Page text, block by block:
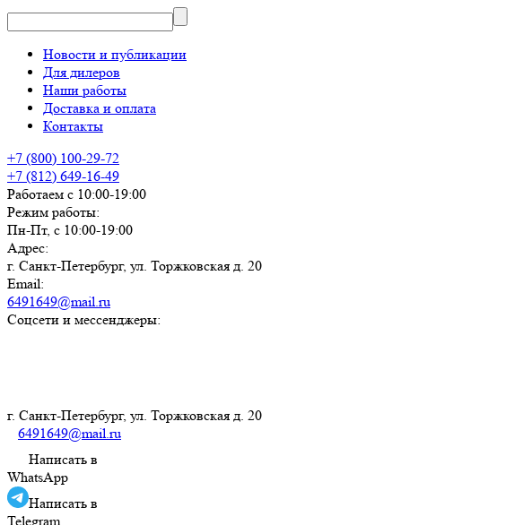
Новости и публикации
Для дилеров
Наши работы
Доставка и оплата
Контакты
+7 (800) 100-29-72
+7 (812) 649-16-49
Работаем с 10:00-19:00
Режим работы:
Пн-Пт, с 10:00-19:00
Адрес:
г. Санкт-Петербург, ул. Торжковская д. 20
Email:
6491649@mail.ru
Соцсети и мессенджеры:
г. Санкт-Петербург, ул. Торжковская д. 20
6491649@mail.ru
Написать в
WhatsApp
Написать в
Telegram